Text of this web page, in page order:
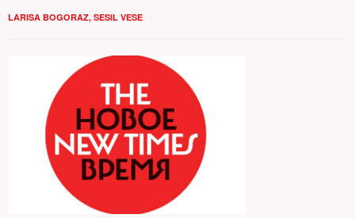
LARISA BOGORAZ, SESIL VESE